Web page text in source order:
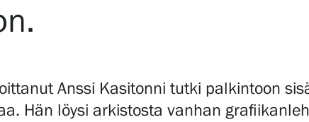
Anssi Kasitonni tutki palkintoon
Hän löysi arkistosta vanhan